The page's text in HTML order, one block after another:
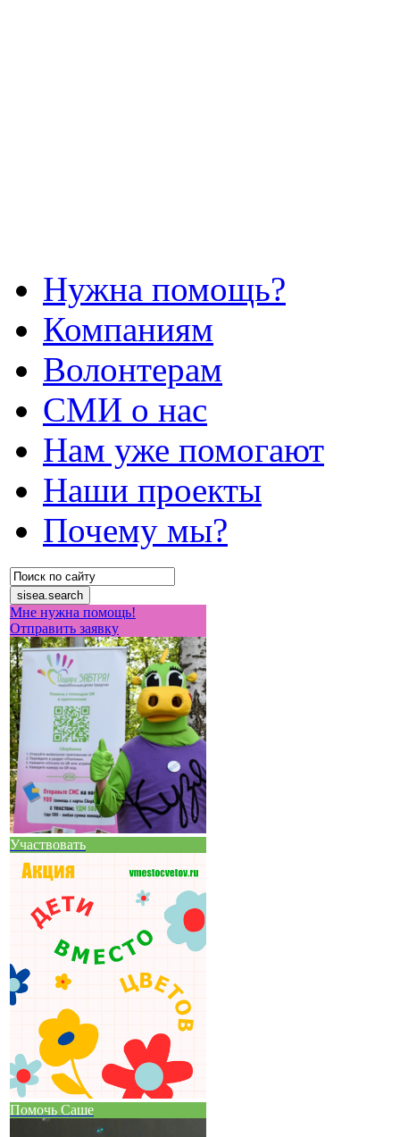
Нужна помощь?
Компаниям
Волонтерам
СМИ о нас
Нам уже помогают
Наши проекты
Почему мы?
Мне нужна помощь!
Отправить заявку
Участвовать
Помочь Саше